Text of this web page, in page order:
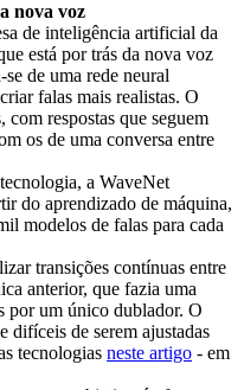
nova voz
de inteligência artificial da
está por trás da nova voz
de uma rede neural
falas mais realistas. O
com respostas que seguem
os de uma conversa entre
a WaveNet
do aprendizado de máquina,
modelos de falas para cada
transições contínuas entre
anterior, que fazia uma
por um único dublador. O
difíceis de serem ajustadas
tecnologias neste artigo - em